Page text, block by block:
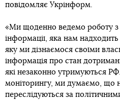
повідомляє Укрінформ.
«Ми щоденно ведемо роботу з
інформації, яка нам надходить
яку ми дізнаємося своїми
інформація про стан
які незаконно утримуються
моніторингу, ми думаємо, що
переслідуються за